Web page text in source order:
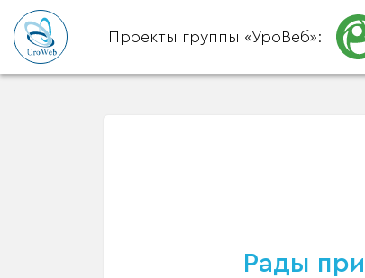
Проекты группы «УроВеб»:
Рады